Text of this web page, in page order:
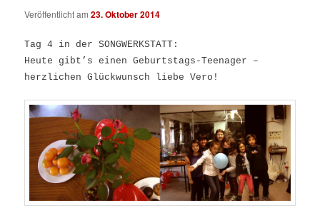
Veröffentlicht am23. Oktober 2014
Tag 4 in der SONGWERKSTATT:
Heute gibt’s einen Geburtstags-Teenager –
herzlichen Glückwunsch liebe Vero!